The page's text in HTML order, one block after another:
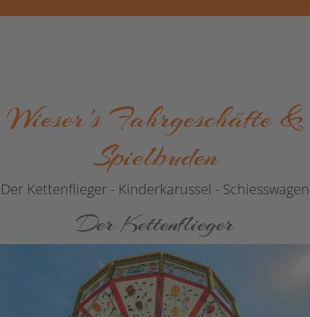
Wieser's Fahrgeschäfte &
Spielbuden
Der Kettenflieger - Kinderkarussel - Schiesswagen
Der Kettenflieger